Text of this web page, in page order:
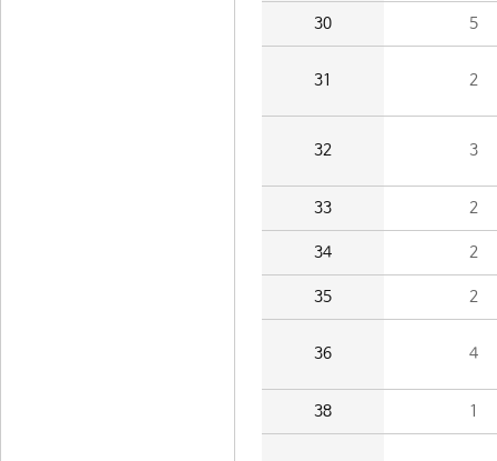
30 5
31 2
32 3
33 2
34 2
35 2
36 4
38 1